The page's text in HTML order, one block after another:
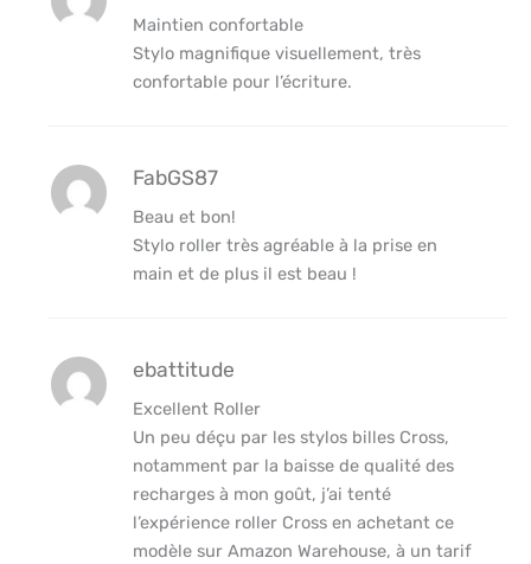
Maintien confortable
Stylo magnifique visuellement, très
confortable pour l’écriture.
FabGS87
Beau et bon!
Stylo roller très agréable à la prise en
main et de plus il est beau !
ebattitude
Excellent Roller
Un peu déçu par les stylos billes Cross,
notamment par la baisse de qualité des
recharges à mon goût, j’ai tenté
l’expérience roller Cross en achetant ce
modèle sur Amazon Warehouse, à un tarif